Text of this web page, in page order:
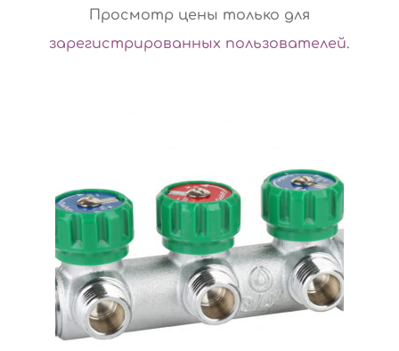
Просмотр цены только для
зарегистрированных пользователей.